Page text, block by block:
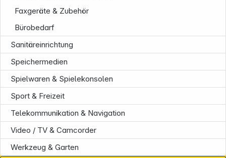
Faxgeräte & Zubehör
Bürobedarf
Sanitäreinrichtung
Speichermedien
Spielwaren & Spielekonsolen
Sport & Freizeit
Telekommunikation & Navigation
Video / TV & Camcorder
Werkzeug & Garten
Informationen